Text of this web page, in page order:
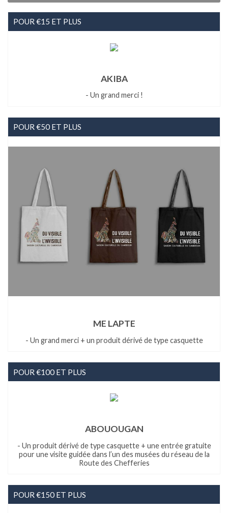
POUR €15 ET PLUS
AKIBA
- Un grand merci !
POUR €50 ET PLUS
ME LAPTE
- Un grand merci + un produit dérivé de type casquette
POUR €100 ET PLUS
ABOUOUGAN
- Un produit dérivé de type casquette + une entrée gratuite
pour une visite guidée dans l’un des musées du réseau de la
Route des Chefferies
POUR €150 ET PLUS